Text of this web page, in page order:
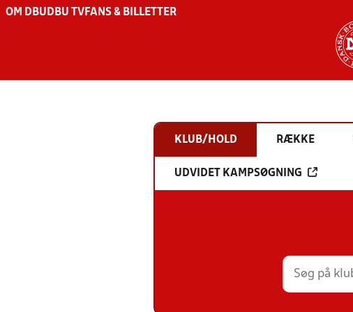
OM DBU DBU TV FANS & BILLETTER
KLUB/HOLD RÆKKE
UDVIDET KAMPSØGNING